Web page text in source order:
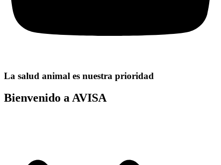
La salud animal es nuestra prioridad
Bienvenido a AVISA